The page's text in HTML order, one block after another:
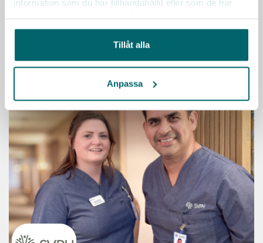
information som du har tillhandahållit eller som de har
Tillåt alla
Anpassa